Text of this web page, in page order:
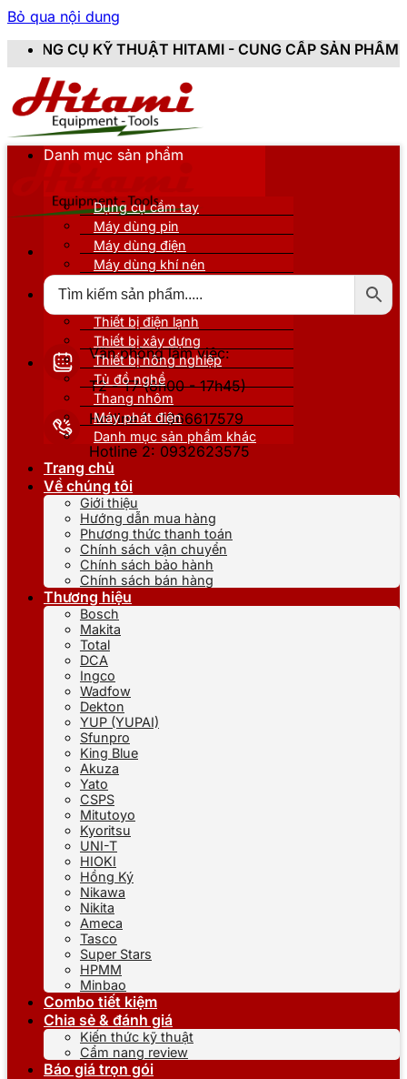
Bỏ qua nội dung
HITAMI - CUNG CẤP SẢN PHẨM CHÍNH HÃNG,
Văn phòng làm việc:
T2 - T7 (8h00 - 17h45)
Hotline 1: 0866617579
Hotline 2: 0932623575
Danh mục sản phẩm
Dụng cụ cầm tay
Máy dùng pin
Máy dùng điện
Máy dùng khí nén
Thiết bị nâng đỡ
Thiết bị điện lạnh
Thiết bị xây dựng
Thiết bị nông nghiệp
Tủ đồ nghề
Thang nhôm
Máy phát điện
Danh mục sản phẩm khác
Trang chủ
Về chúng tôi
Giới thiệu
Hướng dẫn mua hàng
Phương thức thanh toán
Chính sách vận chuyển
Chính sách bảo hành
Chính sách bán hàng
Thương hiệu
Bosch
Makita
Total
DCA
Ingco
Wadfow
Dekton
YUP (YUPAI)
Sfunpro
King Blue
Akuza
Yato
CSPS
Mitutoyo
Kyoritsu
UNI-T
HIOKI
Hồng Ký
Nikawa
Nikita
Ameca
Tasco
Super Stars
HPMM
Minbao
Combo tiết kiệm
Chia sẻ & đánh giá
Kiến thức kỹ thuật
Cẩm nang review
Báo giá trọn gói